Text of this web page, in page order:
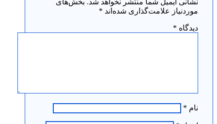
نشانی ایمیل شما منتشر نخواهد شد. بخش‌های
موردنیاز علامت‌گذاری شده‌اند *
دیدگاه *
نام *